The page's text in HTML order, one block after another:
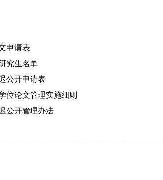
申请表
究生名单
公开申请表
位论文管理实施细则
公开管理办法